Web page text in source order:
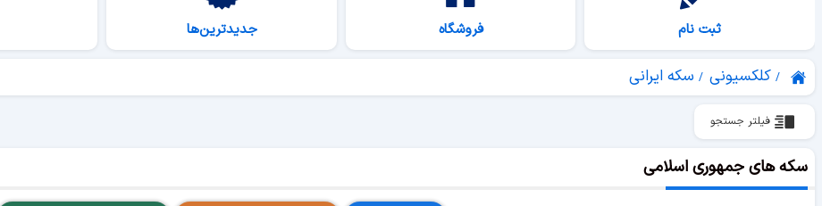
ثبت نام فروشگاه جدیدترین‌ها
کلکسیونی سکه ایرانی
فیلتر جستجو
سکه های جمهوری اسلامی